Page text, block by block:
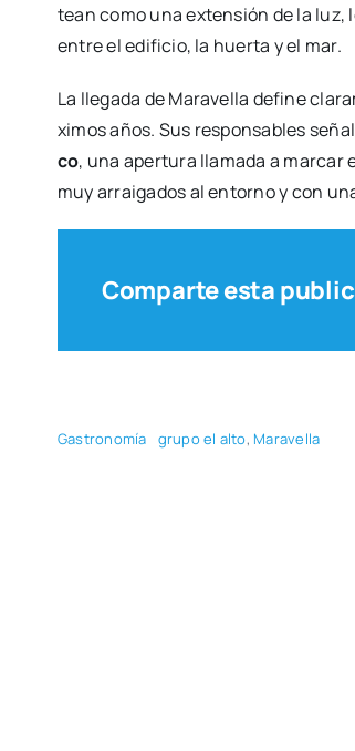
tean como una exten­sión de la luz,
entre el edi­fi­cio, la huer­ta y el mar.
La lle­ga­da de Mara­ve­lla defi­ne
xi­mos años. Sus res­pon­sa­bles
co, una aper­tu­ra lla­ma­da a mar­car
muy arrai­ga­dos al entorno y con
Comparte esta
Gas­tro­no­mía gru­po el alto, Mara­ve­lla